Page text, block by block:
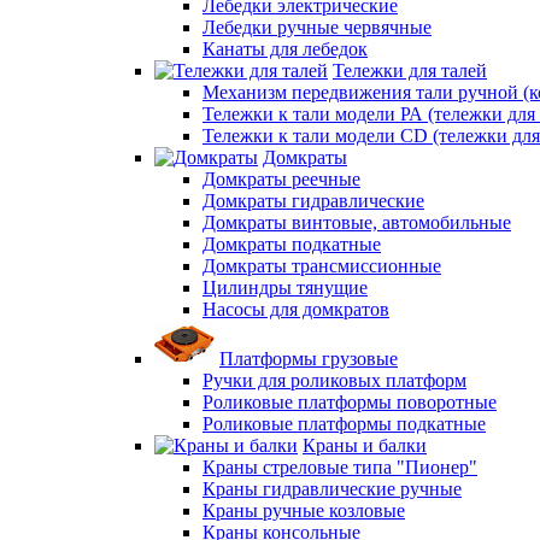
Лебедки электрические
Лебедки ручные червячные
Канаты для лебедок
Тележки для талей
Механизм передвижения тали ручной
Тележки к тали модели РА (тележки для
Тележки к тали модели CD (тележки
Домкраты
Домкраты реечные
Домкраты гидравлические
Домкраты винтовые, автомобильные
Домкраты подкатные
Домкраты трансмиссионные
Цилиндры тянущие
Насосы для домкратов
Платформы грузовые
Ручки для роликовых платформ
Роликовые платформы поворотные
Роликовые платформы подкатные
Краны и балки
Краны стреловые типа "Пионер"
Краны гидравлические ручные
Краны ручные козловые
Краны консольные